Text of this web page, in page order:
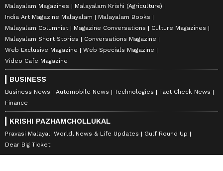
Malayalam Magazines
Malayalam Krishi (Agriculture)
India Art Magazine Malayalam
Malayalam Books
Malayalam Columnist
Magazine Conversations
Culture Magazines
Malayalam Short Stories
Conversations Magazine
Web Exclusive Magazine
Web Specials Magazine
Video Cafe Magazine
BUSINESS
Business News Automobile News Technologies
Fact Check News
Finance
KRISHI PAZHAMCHOLLUKAL
Pravasi Malayali World, News & Life Updates
Gulf Round Up
Dear Big Ticket